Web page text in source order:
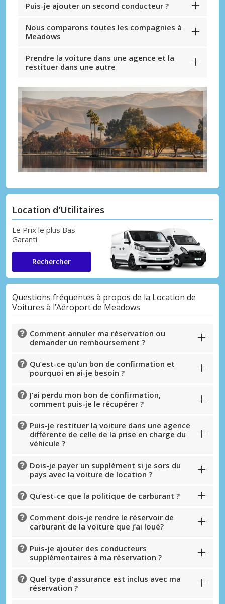
Puis-je ajouter un second conducteur ?
Nous comparons toutes les compagnies à
Meadows
Prendre la voiture dans une agence et la
restituer dans une autre
Location d'Utilitaires
Le Prix le plus Bas
Garanti
Rechercher
Questions fréquentes à propos de la Location de
Voitures à l’Aéroport de Meadows
Comment annuler ma réservation ou
demander un remboursement ?
Qu’est-ce qu’un bon de confirmation et
pourquoi en ai-je besoin ?
J’ai perdu mon bon de confirmation,
comment puis-je le récupérer ?
Puis-je restituer la voiture dans une agence
différente de celle de la prise en charge du
véhicule ?
Dois-je payer un supplément si je sors du
pays avec la voiture de location ?
Qu’est-ce que la politique de carburant ?
Comment dois-je rendre le réservoir de
carburant de la voiture que j’ai loué?
Puis-je ajouter des conducteurs
supplémentaires à ma réservation ?
Quel type d’assurance est inclus avec ma
réservation ?